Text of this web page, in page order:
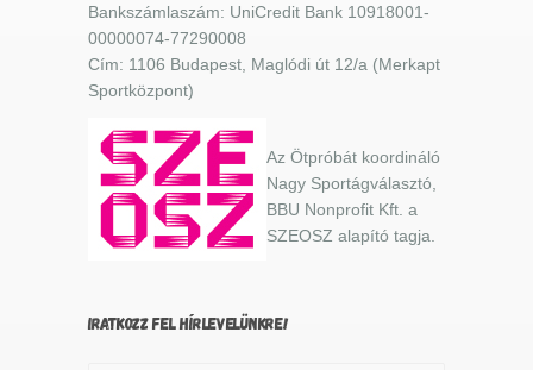
Bankszámlaszám: UniCredit Bank 10918001-
00000074-77290008
Cím: 1106 Budapest, Maglódi út 12/a (Merkapt
Sportközpont)
Az Ötpróbát koordináló
Nagy Sportágválasztó,
BBU Nonprofit Kft. a
SZEOSZ alapító tagja.
IRATKOZZ FEL HÍRLEVELÜNKRE!